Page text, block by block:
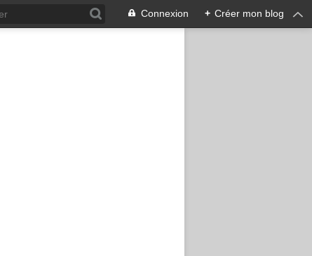
Connexion + Créer mon blog